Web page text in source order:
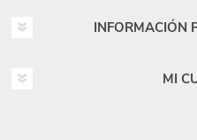
INFORMACIÓN
MI